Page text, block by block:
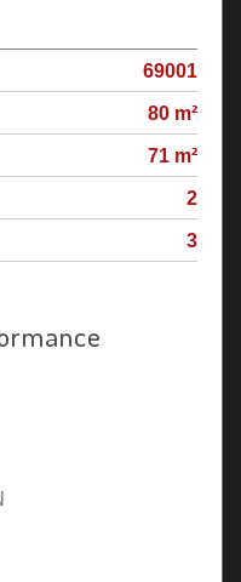
69001
80 m²
71 m²
2
3